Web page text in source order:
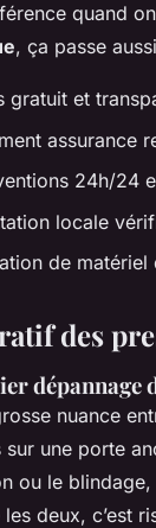
quand
, ça passe
gratuit et
assurance
24h/24
locale
de
des
dépannage
nuance
une porte
ou le
deux, c’est